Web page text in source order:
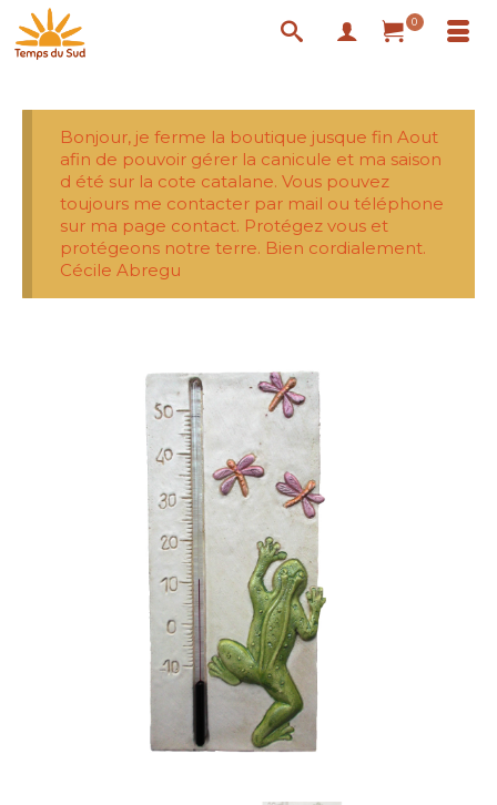
0
Bonjour, je ferme la boutique jusque fin Aout
afin de pouvoir gérer la canicule et ma saison
d été sur la cote catalane. Vous pouvez
toujours me contacter par mail ou téléphone
sur ma page contact. Protégez vous et
protégeons notre terre. Bien cordialement.
Cécile Abregu